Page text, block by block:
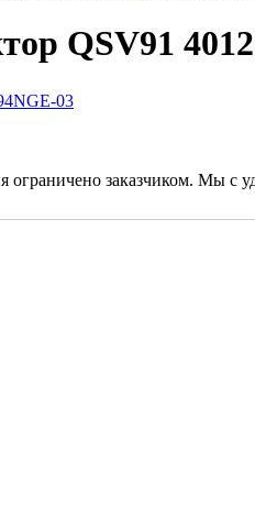
QSV91
ограничено заказчиком. Мы с